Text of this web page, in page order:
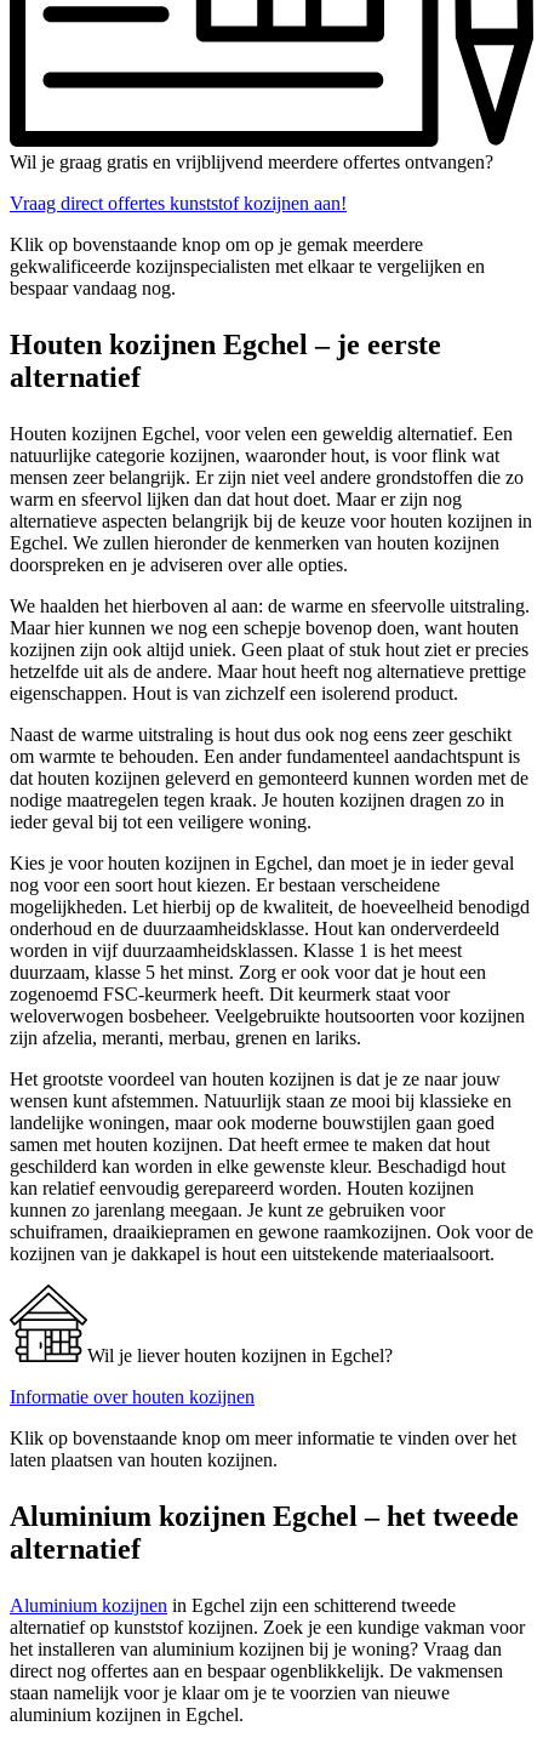
Wil je graag gratis en vrijblijvend meerdere offertes ontvangen?
Vraag direct offertes kunststof kozijnen aan!
Klik op bovenstaande knop om op je gemak meerdere
gekwalificeerde kozijnspecialisten met elkaar te vergelijken en
bespaar vandaag nog.
Houten kozijnen Egchel – je eerste
alternatief
Houten kozijnen Egchel, voor velen een geweldig alternatief. Een
natuurlijke categorie kozijnen, waaronder hout, is voor flink wat
mensen zeer belangrijk. Er zijn niet veel andere grondstoffen die zo
warm en sfeervol lijken dan dat hout doet. Maar er zijn nog
alternatieve aspecten belangrijk bij de keuze voor houten kozijnen in
Egchel. We zullen hieronder de kenmerken van houten kozijnen
doorspreken en je adviseren over alle opties.
We haalden het hierboven al aan: de warme en sfeervolle uitstraling.
Maar hier kunnen we nog een schepje bovenop doen, want houten
kozijnen zijn ook altijd uniek. Geen plaat of stuk hout ziet er precies
hetzelfde uit als de andere. Maar hout heeft nog alternatieve prettige
eigenschappen. Hout is van zichzelf een isolerend product.
Naast de warme uitstraling is hout dus ook nog eens zeer geschikt
om warmte te behouden. Een ander fundamenteel aandachtspunt is
dat houten kozijnen geleverd en gemonteerd kunnen worden met de
nodige maatregelen tegen kraak. Je houten kozijnen dragen zo in
ieder geval bij tot een veiligere woning.
Kies je voor houten kozijnen in Egchel, dan moet je in ieder geval
nog voor een soort hout kiezen. Er bestaan verscheidene
mogelijkheden. Let hierbij op de kwaliteit, de hoeveelheid benodigd
onderhoud en de duurzaamheidsklasse. Hout kan onderverdeeld
worden in vijf duurzaamheidsklassen. Klasse 1 is het meest
duurzaam, klasse 5 het minst. Zorg er ook voor dat je hout een
zogenoemd FSC-keurmerk heeft. Dit keurmerk staat voor
weloverwogen bosbeheer. Veelgebruikte houtsoorten voor kozijnen
zijn afzelia, meranti, merbau, grenen en lariks.
Het grootste voordeel van houten kozijnen is dat je ze naar jouw
wensen kunt afstemmen. Natuurlijk staan ze mooi bij klassieke en
landelijke woningen, maar ook moderne bouwstijlen gaan goed
samen met houten kozijnen. Dat heeft ermee te maken dat hout
geschilderd kan worden in elke gewenste kleur. Beschadigd hout
kan relatief eenvoudig gerepareerd worden. Houten kozijnen
kunnen zo jarenlang meegaan. Je kunt ze gebruiken voor
schuiframen, draaikiepramen en gewone raamkozijnen. Ook voor de
kozijnen van je dakkapel is hout een uitstekende materiaalsoort.
Wil je liever houten kozijnen in Egchel?
Informatie over houten kozijnen
Klik op bovenstaande knop om meer informatie te vinden over het
laten plaatsen van houten kozijnen.
Aluminium kozijnen Egchel – het tweede
alternatief
Aluminium kozijnen in Egchel zijn een schitterend tweede
alternatief op kunststof kozijnen. Zoek je een kundige vakman voor
het installeren van aluminium kozijnen bij je woning? Vraag dan
direct nog offertes aan en bespaar ogenblikkelijk. De vakmensen
staan namelijk voor je klaar om je te voorzien van nieuwe
aluminium kozijnen in Egchel.